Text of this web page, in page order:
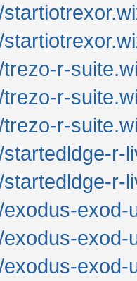
trezo-r-
trezo-r-
trezo-r-
startedldge-r-
startedldge-r-
exodus-
exodus-
exodus-